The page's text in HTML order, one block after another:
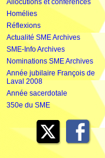
Allocutions et conférences
Homélies
Réflexions
Actualité SME Archives
SME-Info Archives
Nominations SME Archives
Année jubilaire François de
Laval 2008
Année sacerdotale
350e du SME